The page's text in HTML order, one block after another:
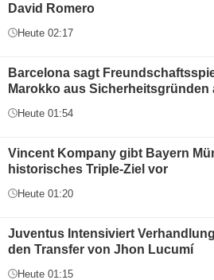
David Romero
Heute 02:17
Barcelona sagt
Marokko aus Sicherheitsgründen
Heute 01:54
Vincent Kompany gibt Bayern
historisches Triple-Ziel vor
Heute 01:20
Juventus Intensiviert
den Transfer von Jhon Lucumí
Heute 01:15